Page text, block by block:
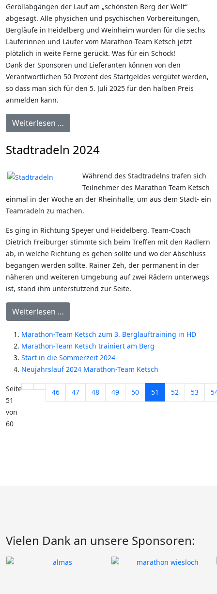
Geröllabgängen der Lauf am „schönsten Berg der Welt“
abgesagt. Alle physichen und psychischen Vorbereitungen,
Bergläufe in Heidelberg und Weinheim wurden für die sechs
Läuferinnen und Läufer vom Marathon-Team Ketsch jetzt
plötzlich in weite Ferne gerückt. Was für ein Schock!
Dank der Sponsoren und Lieferanten können von den
Verantwortlichen 50 Prozent des Startgeldes vergütet werden,
so dass man sich für den 5. Juli 2025 für den halben Preis
anmelden kann.
Weiterlesen …
Stadtradeln 2024
Während des Stadtradelns trafen sich
Teilnehmer des Marathon Team Ketsch
einmal in der Woche an der Rheinhalle, um aus dem Stadt- ein
Teamradeln zu machen.
Es ging in Richtung Speyer und Heidelberg. Team-Coach
Dietrich Freiburger stimmte sich beim Treffen mit den Radlern
ab, in welche Richtung es gehen sollte und wo der Abschluss
begangen werden sollte. Rainer Zeh, der permanent in der
näheren und weiteren Umgebung auf zwei Rädern unterwegs
ist, stand ihm unterstützend zur Seite.
Weiterlesen …
Marathon-Team Ketsch zum 3. Berglauftraining in HD
Marathon-Team Ketsch trainiert am Berg
Start in die Sommerzeit 2024
Neujahrslauf 2024 Marathon-Team Ketsch
Seite
51
von
60
46 47 48 49 50 51 52 53
Vielen Dank an unsere Sponsoren: